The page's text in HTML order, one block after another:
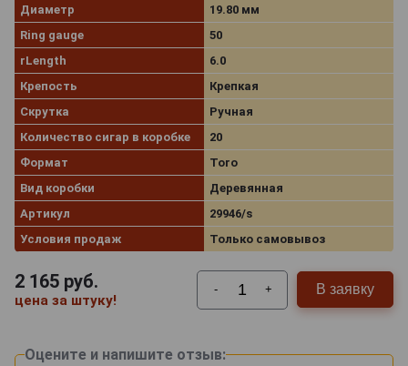
Диаметр
19.80 мм
Ring gauge
50
rLength
6.0
Крепость
Крепкая
Скрутка
Ручная
Количество сигар в коробке
20
Формат
Toro
Вид коробки
Деревянная
Артикул
29946/s
Условия продаж
Только самовывоз
2 165 руб.
цена за штуку!
- + В заявку
Оцените и напишите отзыв: